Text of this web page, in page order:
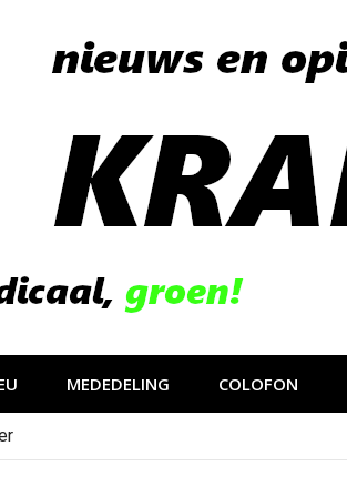
MEDEDELING COLOFON